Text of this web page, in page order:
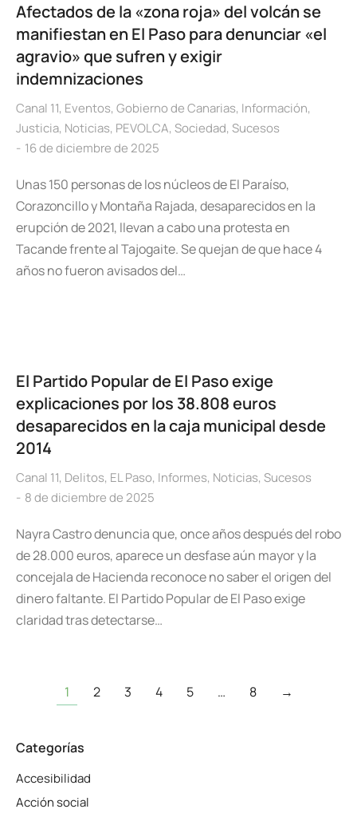
Afectados de la «zona roja» del volcán se
manifiestan en El Paso para denunciar «el
agravio» que sufren y exigir
indemnizaciones
Canal 11, Eventos, Gobierno de Canarias, Información,
Justicia, Noticias, PEVOLCA, Sociedad, Sucesos
16 de diciembre de 2025
Unas 150 personas de los núcleos de El Paraíso,
Corazoncillo y Montaña Rajada, desaparecidos en la
erupción de 2021, llevan a cabo una protesta en
Tacande frente al Tajogaite. Se quejan de que hace 4
años no fueron avisados del…
El Partido Popular de El Paso exige
explicaciones por los 38.808 euros
desaparecidos en la caja municipal desde
2014
Canal 11, Delitos, EL Paso, Informes, Noticias, Sucesos
8 de diciembre de 2025
Nayra Castro denuncia que, once años después del robo
de 28.000 euros, aparece un desfase aún mayor y la
concejala de Hacienda reconoce no saber el origen del
dinero faltante. El Partido Popular de El Paso exige
claridad tras detectarse…
1 2 3 4 5 … 8 →
Categorías
Accesibilidad
Acción social